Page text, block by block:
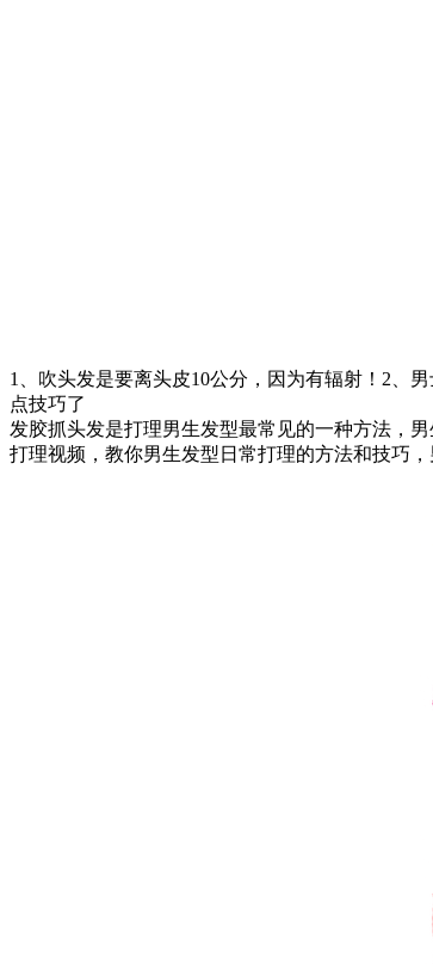
1、吹头发是要离头皮10公分，因为有辐射！2、
点技巧了
发胶抓头发是打理男生发型最常见的一种方法，
打理视频，教你男生发型日常打理的方法和技巧